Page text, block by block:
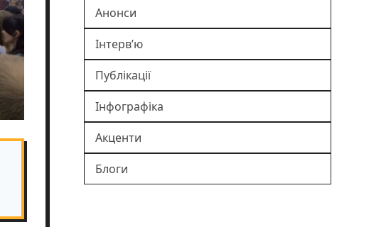
Анонси
Інтерв’ю
Публікації
Інфографіка
Акценти
Блоги